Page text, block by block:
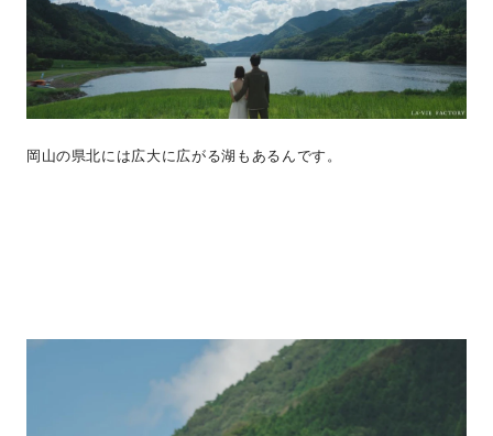
岡山の県北には広大に広がる湖もあるんです。